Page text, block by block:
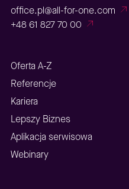
office.pl@all-for-one.com
+48 61 827 70 00
Oferta A-Z
Referencje
Kariera
Lepszy Biznes
Aplikacja serwisowa
Webinary